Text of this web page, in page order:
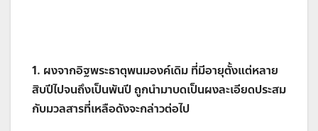
1. ผงจากอิฐพระธาตุพนมองค์เดิม ที่มีอายุตั้งแต่หลาย
สิบปีไปจนถึงเป็นพันปี ถูกนำมาบดเป็นผงละเอียดประสม
กับมวลสารที่เหลือดังจะกล่าวต่อไป